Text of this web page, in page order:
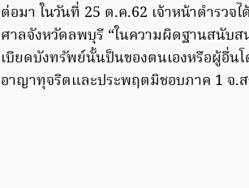
ต่อมา ในวันที่ 25 ต.ค.62 เจ้าหน้าตำรว
ศาลจังหวัดลพบุรี “ในความผิดฐานสนับ
เบียดบังทรัพย์นั้นป็นของตนเองหรือผู้อื่น
อาญาทุจริตและประพฤตมิชอบภาค 1 จ.